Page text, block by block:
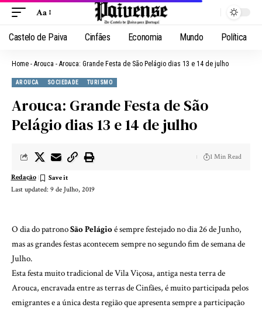
Aa
Castelo de Paiva Cinfães Economia Mundo Política
Home - Arouca - Arouca: Grande Festa de São Pelágio dias 13 e 14 de julho
AROUCA SOCIEDADE TURISMO
Arouca: Grande Festa de São
Pelágio dias 13 e 14 de julho
Last updated: 9 de Julho, 2019
Redação
1 Min Read
O dia do patronoSão Pelágioé sempre festejado no dia 26 de Junho,
mas as grandes festas acontecem sempre no segundo fim de semana de
Julho.
Esta festa muito tradicional de Vila Viçosa, antiga nesta terra de
Arouca, encravada entre as terras de Cinfães, é muito participada pelos
emigrantes e a única desta região que apresenta sempre a participação